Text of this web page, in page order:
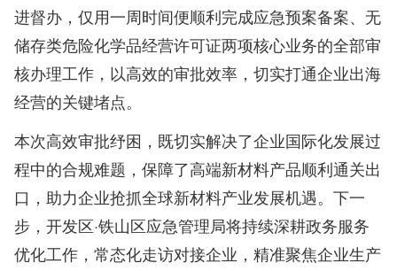
进督办，仅用一周时间便顺利完成应急预案备案、无
储存类危险化学品经营许可证两项核心业务的全部审
核办理工作，以高效的审批效率，切实打通企业出海
经营的关键堵点。
本次高效审批纾困，既切实解决了企业国际化发展过
程中的合规难题，保障了高端新材料产品顺利通关出
口，助力企业抢抓全球新材料产业发展机遇。下一
步，开发区·铁山区应急管理局将持续深耕政务服务
优化工作，常态化走访对接企业，精准聚焦企业生产